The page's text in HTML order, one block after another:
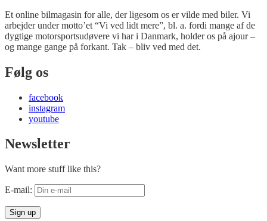
Et online bilmagasin for alle, der ligesom os er vilde med biler. Vi
arbejder under motto’et “Vi ved lidt mere”, bl. a. fordi mange af de
dygtige motorsportsudøvere vi har i Danmark, holder os på ajour –
og mange gange på forkant. Tak – bliv ved med det.
Følg os
facebook
instagram
youtube
Newsletter
Want more stuff like this?
E-mail: